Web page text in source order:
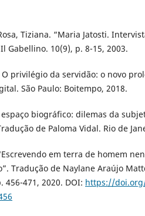
Tiziana. “Maria Jatosti.
Gabellino. 10(9), p. 8-15, 2003.
privilégio da servidão: o novo
São Paulo: Boitempo, 2018.
biográfico: dilemas da
de Paloma Vidal. Rio de
em terra de homem
Tradução de Naylane Araújo
456-471, 2020. DOI: https://